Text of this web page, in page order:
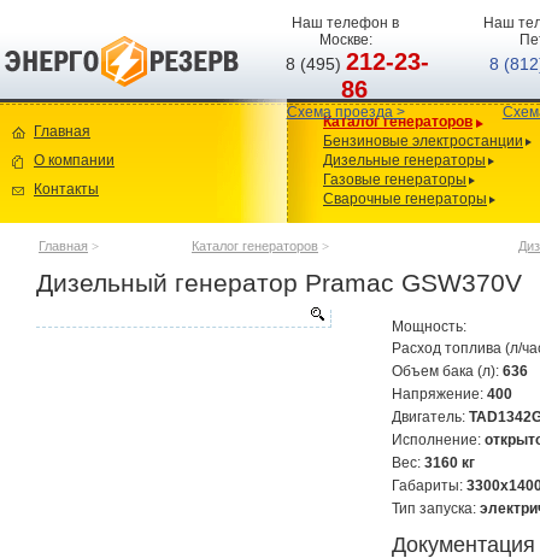
Наш телефон в
Москве:
8 (495)212-23-
86
Схема проезда >
Наш
8
Главная
О компании
Контакты
Каталог генераторов
Бензиновые электростанции
Дизельные генераторы
Газовые генераторы
Сварочные генераторы
Главная > Каталог генераторов >
Дизельный генератор Pramac GSW370V
Мощность:
Расход топлива (л/
Объем бака (л): 636
Напряжение: 400
Двигатель:
Исполнение:
Вес: 3160 кг
Габариты:
Тип запуска:
Документация